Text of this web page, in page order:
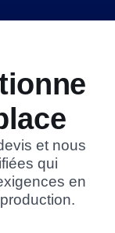
et nous
qui
en